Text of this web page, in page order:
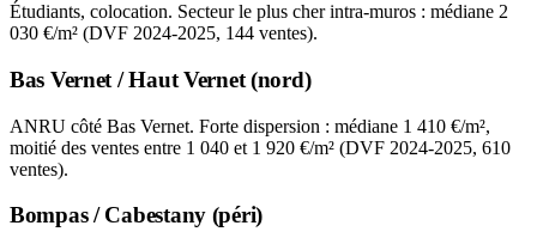
Étudiants, colocation. Secteur le plus cher intra-muros : médiane 2
030 €/m² (DVF 2024-2025, 144 ventes).
Bas Vernet / Haut Vernet (nord)
ANRU côté Bas Vernet. Forte dispersion : médiane 1 410 €/m²,
moitié des ventes entre 1 040 et 1 920 €/m² (DVF 2024-2025, 610
ventes).
Bompas / Cabestany (péri)